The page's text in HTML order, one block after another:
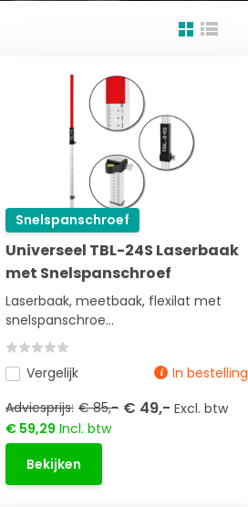
Snelspanschroef
Universeel TBL-24S Laserbaak
met Snelspanschroef
Laserbaak, meetbaak, flexilat met
snelspanschroe...
Vergelijk
In bestelling
Adviesprijs: € 85,- € 49,- Excl. btw
€ 59,29 Incl. btw
Bekijken